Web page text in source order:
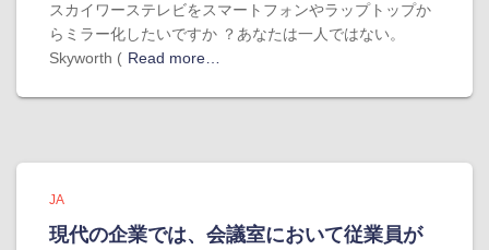
スカイワーステレビをスマートフォンやラップトップか
らミラー化したいですか ？あなたは一人ではない。
Skyworth ( Read more…
JA
現代の企業では、会議室において従業員が